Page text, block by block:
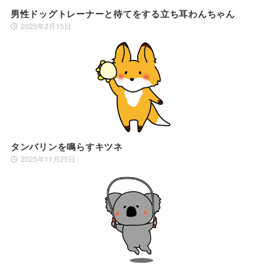
男性ドッグトレーナーと待てをする立ち耳わんちゃん
2025年2月15日
タンバリンを鳴らすキツネ
2025年11月25日